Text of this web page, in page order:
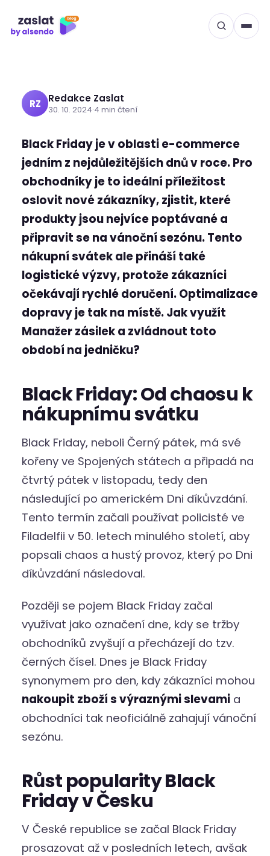
obsah
Buďte připraveni na Black
Friday s Manažerem
zásilek
RZ Redakce Zaslat
30. 10. 2024·4 min čtení
Black Friday je v oblasti e-commerce
jedním z nejdůležitějších dnů v roce. Pro
obchodníky je to ideální příležitost
oslovit nové zákazníky, zjistit, které
produkty jsou nejvíce poptávané a
připravit se na vánoční sezónu. Tento
nákupní svátek ale přináší také
logistické výzvy, protože zákazníci
očekávají rychlé doručení. Optimalizace
dopravy je tak na místě. Jak využít
Manažer zásilek a zvládnout toto
období na jedničku?
Black Friday: Od chaosu k
nákupnímu svátku
Black Friday, neboli Černý pátek, má své
kořeny ve Spojených státech a připadá na
čtvrtý pátek v listopadu, tedy den
následující po americkém Dni díkůvzdání.
Tento termín začali používat policisté ve
Filadelfii v 50. letech minulého století, aby
popsali chaos a hustý provoz, který po Dni
díkůvzdání následoval.
Později se pojem Black Friday začal
využívat jako označení dne, kdy se tržby
obchodníků zvyšují a přecházejí do tzv.
černých čísel. Dnes je Black Friday
synonymem pro den, kdy zákazníci mohou
nakoupit zboží s výraznými slevami a
obchodníci tak neoficiálně zahajují vánoční
sezónu.
Růst popularity Black
Friday v Česku
V České republice se začal Black Friday
prosazovat až v posledních letech, avšak